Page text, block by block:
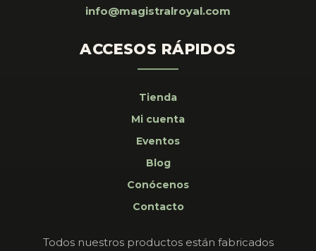
info@magistralroyal.com
ACCESOS RÁPIDOS
Tienda
Mi cuenta
Eventos
Blog
Conócenos
Contacto
Todos nuestros productos están fabricados